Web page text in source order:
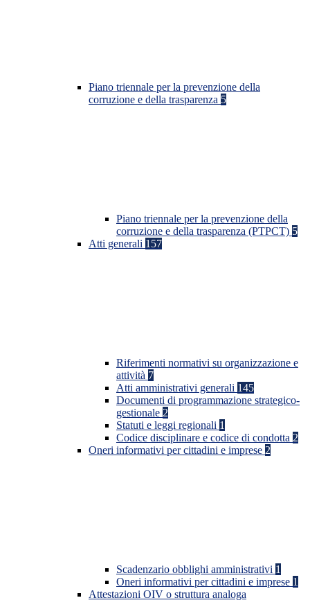
Piano triennale per la prevenzione della
corruzione e della trasparenza 5
Piano triennale per la prevenzione della
corruzione e della trasparenza (PTPCT) 5
Atti generali 157
Riferimenti normativi su organizzazione e
attività 7
Atti amministrativi generali 145
Documenti di programmazione strategico-
gestionale 2
Statuti e leggi regionali 1
Codice disciplinare e codice di condotta 2
Oneri informativi per cittadini e imprese 2
Scadenzario obblighi amministrativi 1
Oneri informativi per cittadini e imprese 1
Attestazioni OIV o struttura analoga